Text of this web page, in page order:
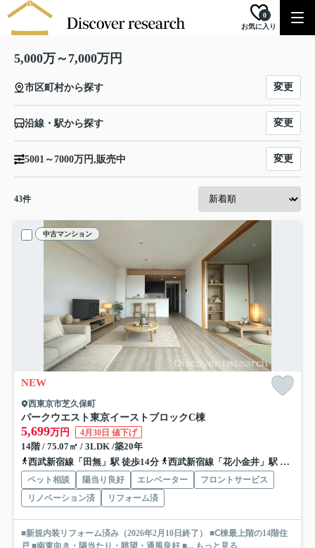
お気に入り
0
5,000万～7,000万円
市区町村から探す 変更
沿線・駅から探す 変更
5001～7000万円,販売中 変更
43件
中古マンション
NEW
西東京市芝久保町
パークウエスト東京イーストブロックC棟
5,699万円 4月30日 値下げ
14階 / 75.07㎡ / 3LDK /築20年
西武新宿線「田無」駅 徒歩14分
西武新宿線「花小金井」駅 徒歩19分
ペット相談 陽当り良好 エレベーター
フロントサービス
リノベーション済
リフォーム済
■新規内装リフォーム済み（2026年2月10日終了） ■Ⅽ棟最上階の14階住
戸 ■南東向き・陽当たり・眺望・通風良好 ■... もっと見る